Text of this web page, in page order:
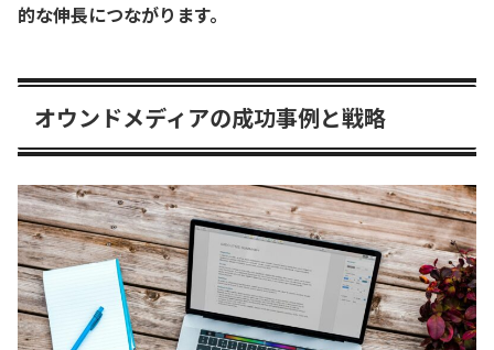
的な伸長につながります。
オウンドメディアの成功事例と戦略